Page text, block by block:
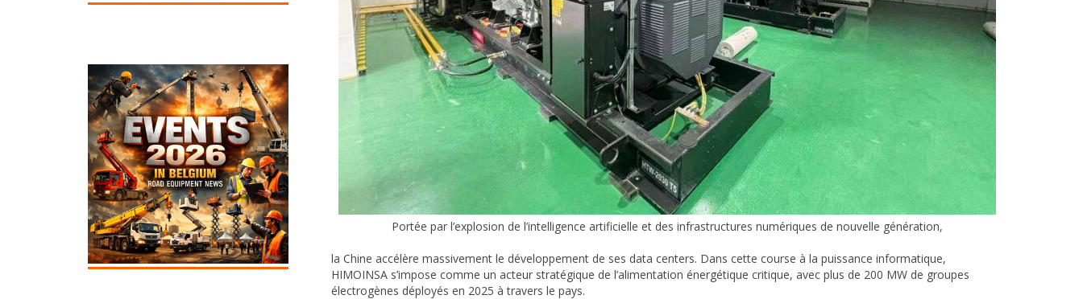
Portée par l’explosion de l’intelligence artificielle et des infrastructures numériques de nouvelle génération,
la Chine accélère massivement le développement de ses data centers. Dans cette course à la puissance informatique,
HIMOINSA s’impose comme un acteur stratégique de l’alimentation énergétique critique, avec plus de 200 MW de groupes
électrogènes déployés en 2025 à travers le pays.